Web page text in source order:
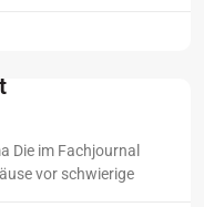
Die im Fachjournal
vor schwierige